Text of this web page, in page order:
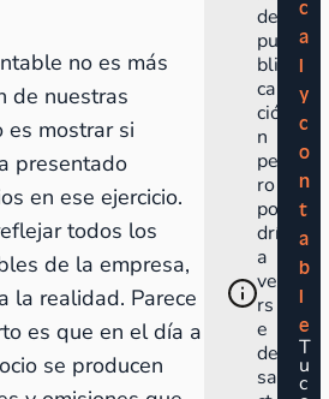
no es más
de nuestras
es mostrar si
presentado
en ese ejercicio.
todos los
de la empresa,
la realidad. Parece
es que en el día a
se producen
de
pu
bli
ca
ció
n
pe
ro
po
drí
a
ve
rs
e
de
sa
c
a
l
y
c
o
n
t
a
b
l
e
T
u
c